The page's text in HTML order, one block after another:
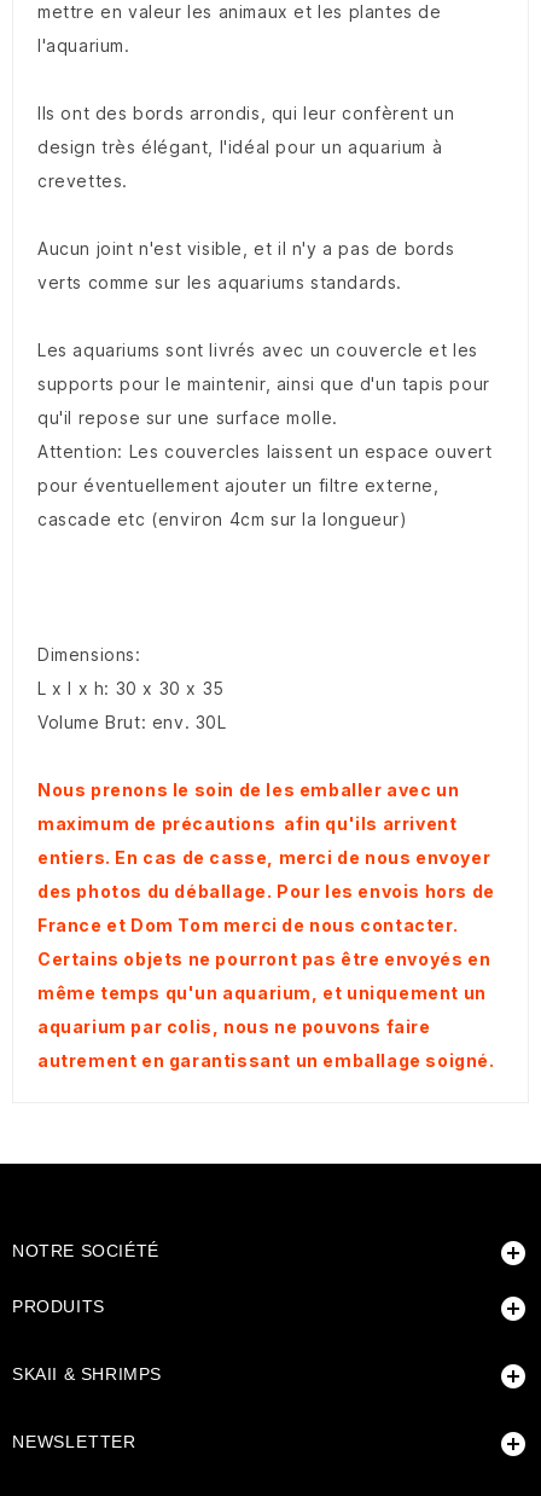
mettre en valeur les animaux et les plantes de
l'aquarium.
Ils ont des bords arrondis, qui leur confèrent un
design très élégant, l'idéal pour un aquarium à
crevettes.
Aucun joint n'est visible, et il n'y a pas de bords
verts comme sur les aquariums standards.
Les aquariums sont livrés avec un couvercle et les
supports pour le maintenir, ainsi que d'un tapis pour
qu'il repose sur une surface molle.
Attention: Les couvercles laissent un espace ouvert
pour éventuellement ajouter un filtre externe,
cascade etc (environ 4cm sur la longueur)
Dimensions:
L x l x h: 30 x 30 x 35
Volume Brut: env. 30L
Nous prenons le soin de les emballer avec un
maximum de précautions afin qu'ils arrivent
entiers. En cas de casse, merci de nous envoyer
des photos du déballage. Pour les envois hors de
France et Dom Tom merci de nous contacter.
Certains objets ne pourront pas être envoyés en
même temps qu'un aquarium, et uniquement un
aquarium par colis, nous ne pouvons faire
autrement en garantissant un emballage soigné.
NOTRE SOCIÉTÉ 
PRODUITS 
SKAII & SHRIMPS 
NEWSLETTER 